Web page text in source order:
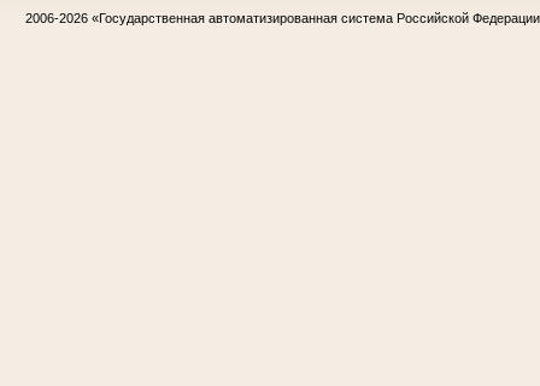
2006-2026 «Государственная автоматизированная система Российской